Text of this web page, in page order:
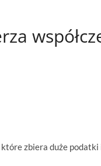
zbiera duże